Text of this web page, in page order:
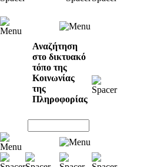
Αναζήτηση
στο δικτυακό
τόπο της
Κοινωνίας
της
Πληροφορίας